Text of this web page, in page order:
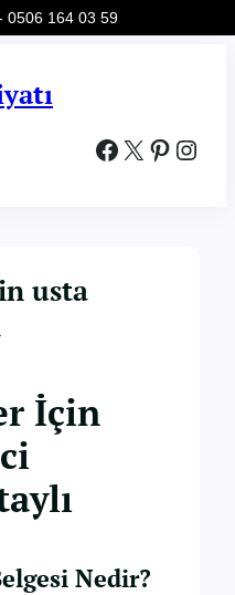
Facebook X Pinterest Instagram
usta
İçin
Nedir?
0506 164 03 59